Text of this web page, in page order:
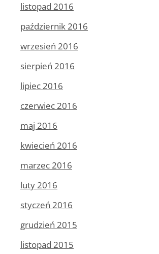
listopad 2016
październik 2016
wrzesień 2016
sierpień 2016
lipiec 2016
czerwiec 2016
maj 2016
kwiecień 2016
marzec 2016
luty 2016
styczeń 2016
grudzień 2015
listopad 2015